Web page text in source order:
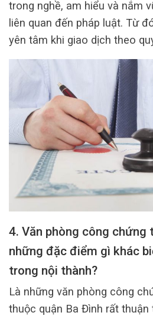
trong nghề, am hiểu và nắm
liên quan đến pháp luật. Từ
yên tâm khi giao dịch theo
4. Văn phòng công chứng
những đặc điểm gì khác
trong nội thành?
Là những văn phòng công
thuộc quận Ba Đình rất thuận